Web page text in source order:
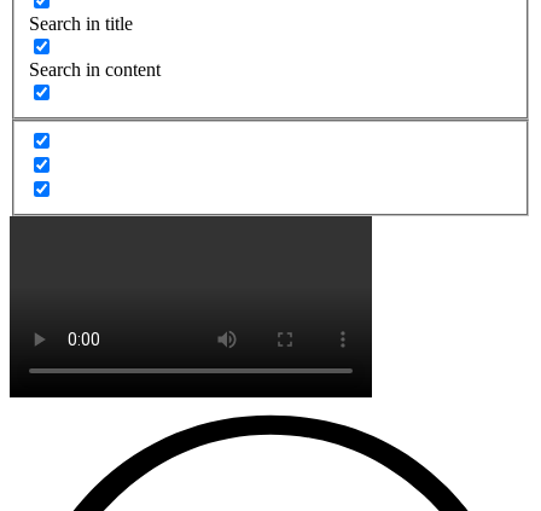
Search in title
Search in content